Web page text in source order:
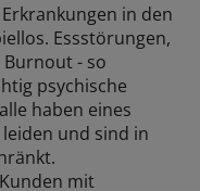
in den
Essstörungen,
- so
psychische
haben eines
und sind in
mit